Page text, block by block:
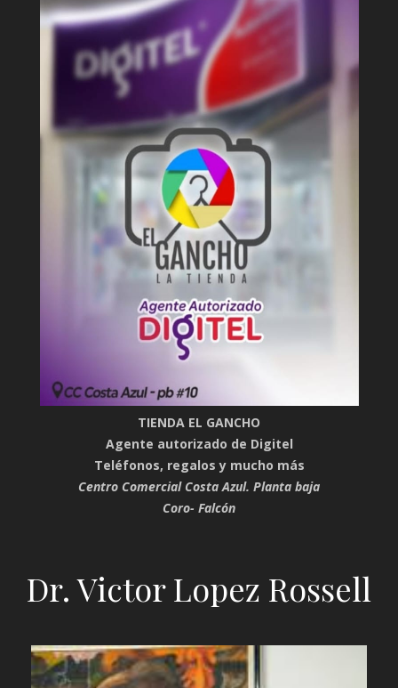
TIENDA EL GANCHO
Agente autorizado de Digitel
Teléfonos, regalos y mucho más
Centro Comercial Costa Azul. Planta baja
Coro- Falcón
Dr. Victor Lopez Rossell